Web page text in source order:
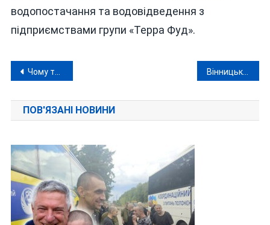
водопостачання та водовідведення з
підприємствами групи «Терра Фуд».
Навігація
записів
Чому тимчасову ректорку Вінницького педуніверситету підозрюють у корупційних правопорушеннях?
ПОВ'ЯЗАНІ НОВИНИ